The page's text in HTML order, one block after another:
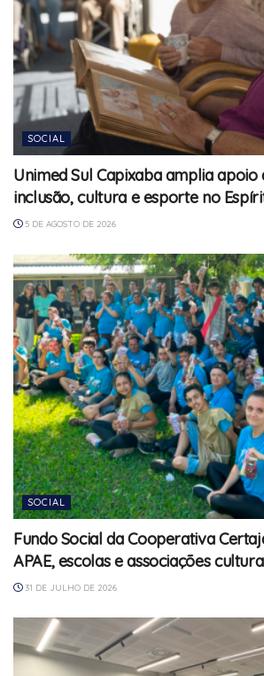
SOCIAL
Unimed Sul Capixaba amplia
inclusão, cultura e esporte no
5 DE AGOSTO DE 2026
SOCIAL
Fundo Social da Cooperativa
APAE, escolas e associações
31 DE JULHO DE 2026